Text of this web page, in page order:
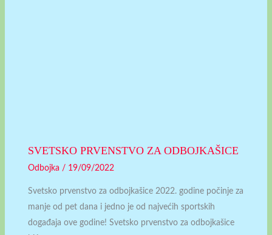
SVETSKO PRVENSTVO ZA ODBOJKAŠICE
Odbojka / 19/09/2022
Svetsko prvenstvo za odbojkašice 2022. godine počinje za
manje od pet dana i jedno je od najvećih sportskih
događaja ove godine! Svetsko prvenstvo za odbojkašice